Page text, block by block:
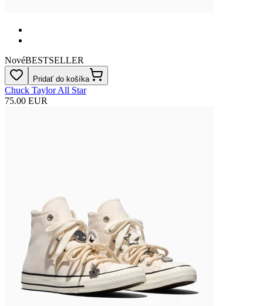
NovéBESTSELLER
Pridať do košíka
Chuck Taylor All Star
75.00 EUR